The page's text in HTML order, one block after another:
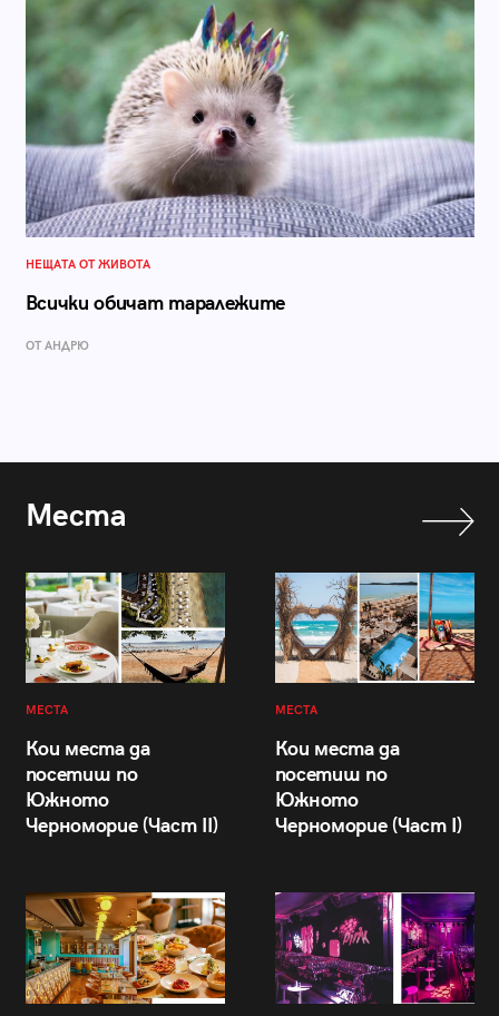
НЕЩАТА ОТ ЖИВОТА
Всички обичат таралежите
ОТ АНДРЮ
Места
МЕСТА
Кои места да
посетиш по
Южното
Черноморие (Част II)
МЕСТА
Кои места да
посетиш по
Южното
Черноморие (Част I)